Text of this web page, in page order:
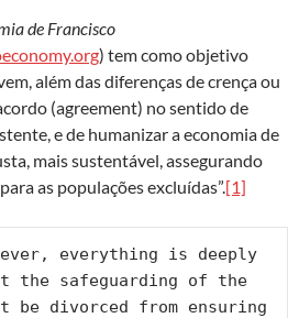
de Francisco
) tem como objetivo
além das diferenças de crença ou
(agreement) no sentido de
e de humanizar a economia de
mais sustentável, assegurando
as populações excluídas”.[1]
ever, everything is deeply
the safeguarding of the
be divorced from ensuring